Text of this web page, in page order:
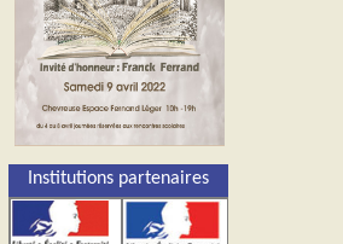
Institutions partenaires